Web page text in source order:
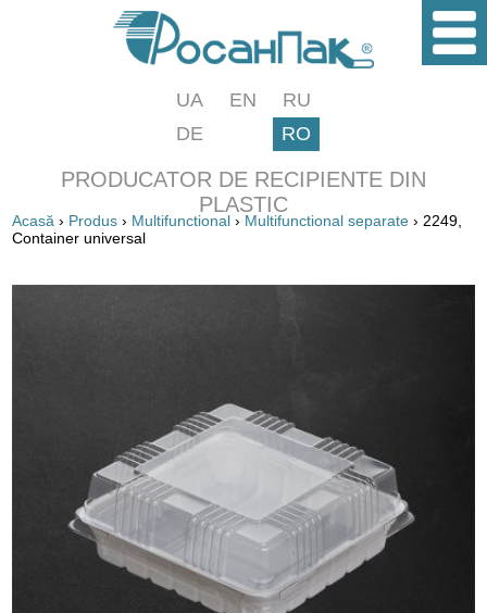
UA EN
RU
DE
RO
PRODUCATOR DE RECIPIENTE DIN
PLASTIC
Acasă › Produs › Multifunctional › Multifunctional separate › 2249,
Container universal